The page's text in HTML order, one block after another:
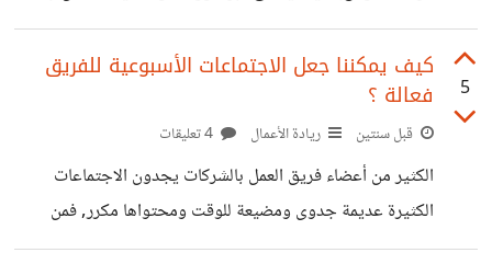
وفي نفس الوقت عرضت عليه وظيفة براتب جيد وغير
معترضين على عمله الشخصي, لو مكانه كيف تتصرف أو كيف
سيكون تفكيرك ولماذا؟
5
كيف يمكننا جعل الاجتماعات الأسبوعية للفريق
فعالة ؟
قبل سنتين ريادة الأعمال
الكثير من أعضاء فريق العمل بالشركات يجدون الاجتماعات
الكثيرة عديمة جدوى ومضيعة للوقت ومحتواها مكرر, فمن
وجهة نظرك ما هي النقاط التي تجعل تلك الاجتماعات بناءة ولها